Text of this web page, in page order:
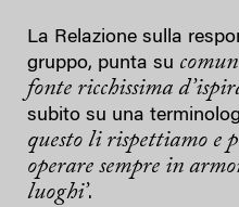
La Relazione sulla
gruppo, punta su
fonte ricchissima
subito su una
questo li rispettiamo e
operare sempre in
luoghi’.